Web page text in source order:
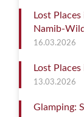
Lost
Namib-
16.03.2026
Lost
13.03.2026
Glamping: